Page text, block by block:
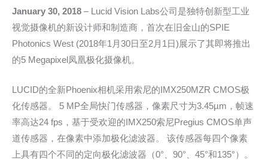
January 30, 2018 – Lucid Vision Labs公司是独特创新型工业
视觉摄像机的新设计师和制造商，首次在旧金山的SPIE
Photonics West (2018年1月30日至2月1日)展示了其即将推出
的5 Megapixel凤凰极化摄像机。
LUCID的全新Phoenix相机采用索尼的IMX250MZR CMOS极
化传感器。 5 MP全局快门传感器，像素尺寸为3.45µm，帧速
率高达24 fps，基于受欢迎的IMX250索尼Pregius CMOS单声
道传感器，在像素中添加极化滤波器。 该传感器每四个像素
上具有四个不同的定向极化滤波器（0°、90°、45°和135°）。